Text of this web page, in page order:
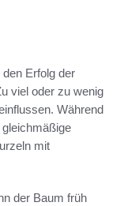
Erfolg der
viel oder zu wenig
Während
mit
der Baum früh